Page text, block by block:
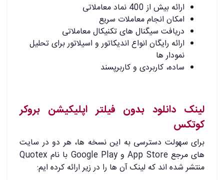
ارائه بیش از 400 نماد معاملاتی
امکان انجام معاملات سریع
دریافت سیگنال های تکنیکال معاملاتی
ارائه رایگان انواع اندیکاتور و اسیلاتور برای تحلیل
نمودار ها
ساده، کاربردی و کاربرپسند
لینک دانلود بدون فیلتر اپلیکیشن بروکر
کوتکس
برای سهولت دسترسی به این نسخه ها، هر دو در سایت
های مرجع App Store و Google Play با نام Quotex
منتشر شده اند که لینک آن ها را در زیر ارائه کرده ایم: